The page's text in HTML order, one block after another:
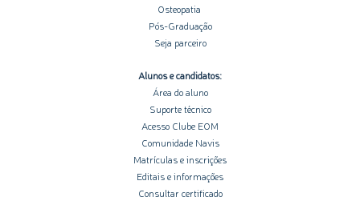
Osteopatia
Pós-Graduação
Seja parceiro
Alunos e candidatos:
Área do aluno
Suporte técnico
Acesso Clube EOM
Comunidade Navis
Matrículas e inscrições
Editais e informações
Consultar certificado